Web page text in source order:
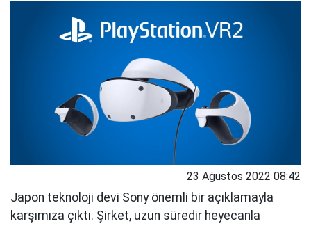
23 Ağustos 2022 08:42
Japon teknoloji devi Sony önemli bir açıklamayla
karşımıza çıktı. Şirket, uzun süredir heyecanla